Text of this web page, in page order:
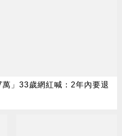
」33歲網紅喊：2年內要退